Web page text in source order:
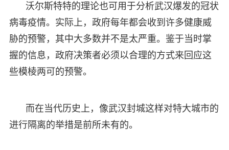
沃尔斯特特的理论也可用于分析武汉爆发的冠状
病毒疫情。实际上，政府每年都会收到许多健康威
胁的预警，其中大多数并不是太严重。鉴于当时掌
握的信息，政府决策者必须以合理的方式来回应这
些模棱两可的预警。
而在当代历史上，像武汉封城这样对特大城市的
进行隔离的举措是前所未有的。